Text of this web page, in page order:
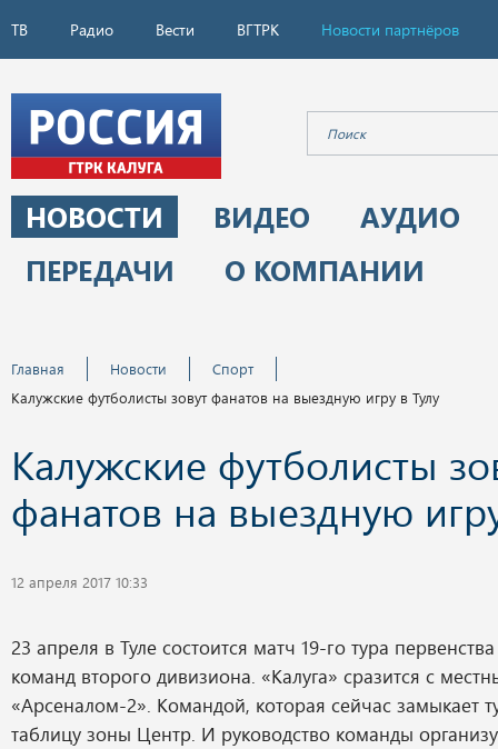
ТВ Радио Вести ВГТРК Новости партнёров
НОВОСТИ ВИДЕО
АУДИО
ПЕРЕДАЧИ
О КОМПАНИИ
Главная Новости
Спорт
Калужские футболисты зовут фанатов на выездную игру в Тулу
Калужские футболисты
фанатов на выездную
12 апреля 2017 10:33
23 апреля в Туле состоится матч 19-го тура
команд второго дивизиона. «Калуга» сразится с
«Арсеналом-2». Командой, которая сейчас замыкает
таблицу зоны Центр. И руководство команды